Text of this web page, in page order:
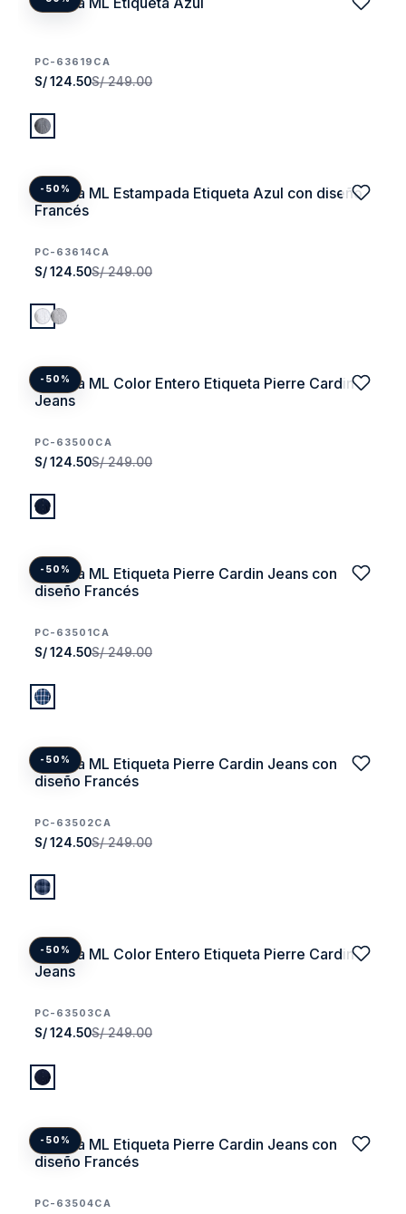
PC-63619CA
S/ 124.50S/ 249.00
-50%
Camisa ML Estampada Etiqueta Azul con diseño
Francés
PC-63614CA
S/ 124.50S/ 249.00
-50%
Camisa ML Color Entero Etiqueta Pierre Cardin
Jeans
PC-63500CA
S/ 124.50S/ 249.00
-50%
Camisa ML Etiqueta Pierre Cardin Jeans con
diseño Francés
PC-63501CA
S/ 124.50S/ 249.00
-50%
Camisa ML Etiqueta Pierre Cardin Jeans con
diseño Francés
PC-63502CA
S/ 124.50S/ 249.00
-50%
Camisa ML Color Entero Etiqueta Pierre Cardin
Jeans
PC-63503CA
S/ 124.50S/ 249.00
-50%
Camisa ML Etiqueta Pierre Cardin Jeans con
diseño Francés
PC-63504CA